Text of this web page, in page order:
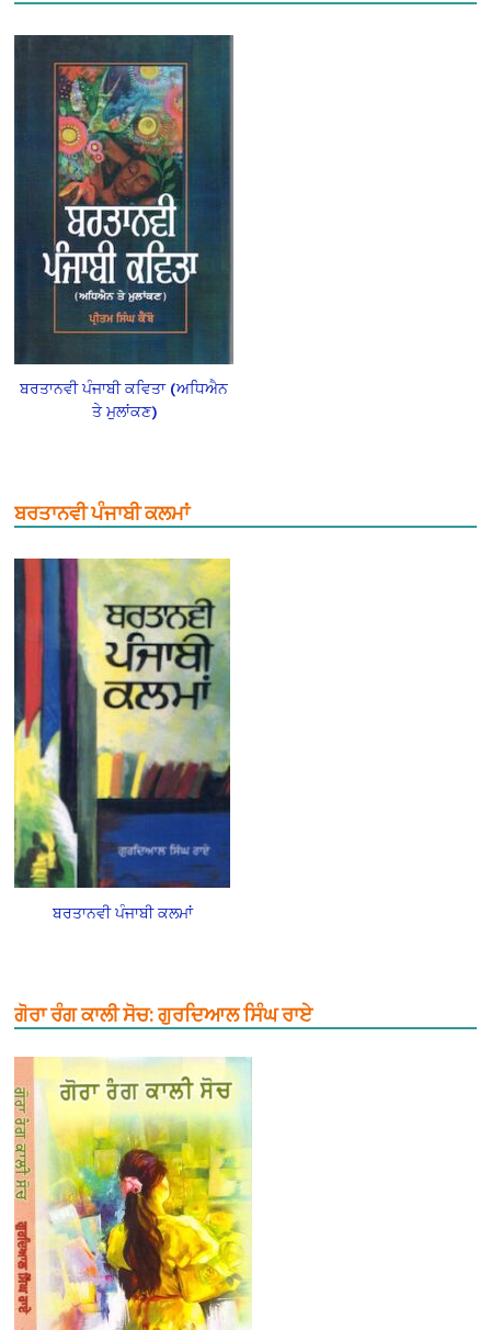
ਬਰਤਾਨਵੀ ਪੰਜਾਬੀ ਕਵਿਤਾ (ਅਧਿਐਨ
ਤੇ ਮੁਲਾਂਕਣ)
ਬਰਤਾਨਵੀ ਪੰਜਾਬੀ ਕਲਮਾਂ
ਬਰਤਾਨਵੀ ਪੰਜਾਬੀ ਕਲਮਾਂ
ਗੋਰਾ ਰੰਗ ਕਾਲੀ ਸੋਚ: ਗੁਰਦਿਆਲ ਸਿੰਘ ਰਾਏ